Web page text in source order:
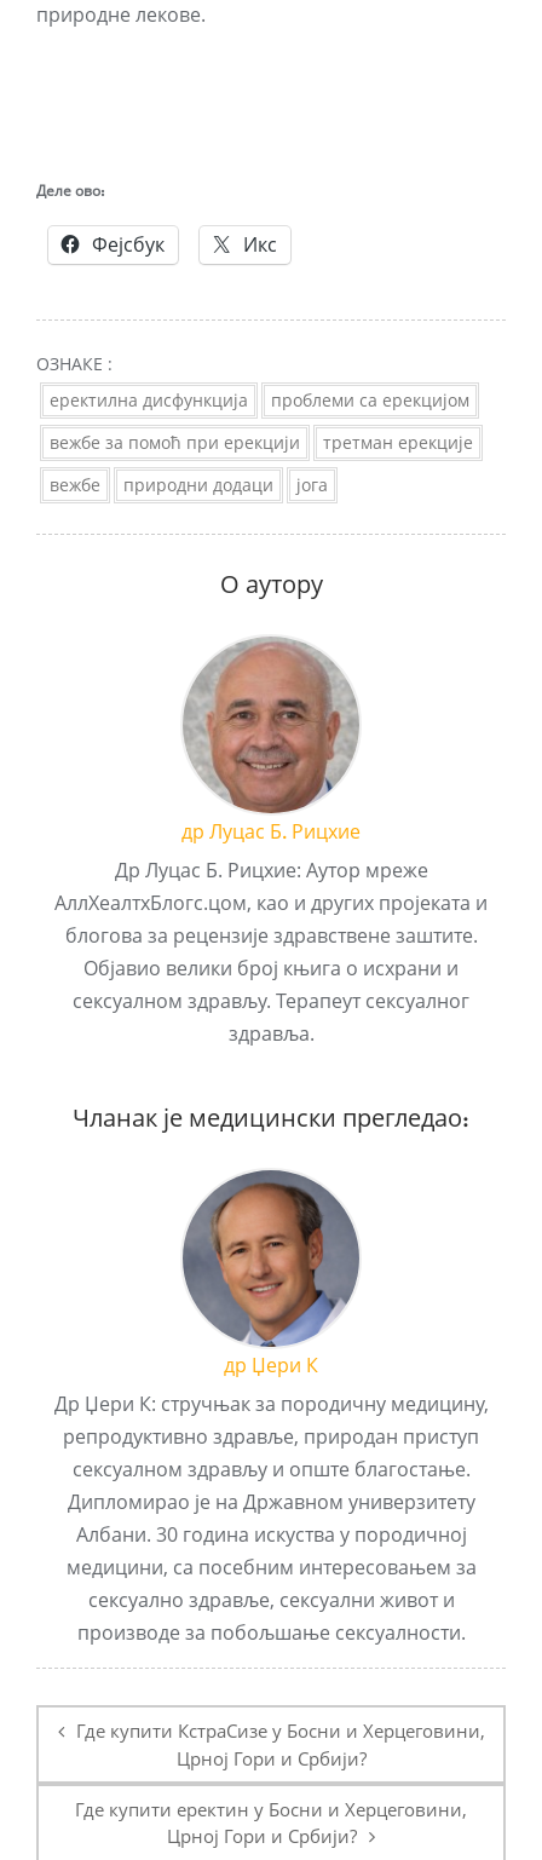
природне лекове.
Деле ово:
Фејсбук Икс
ОЗНАКЕ :
еректилна дисфункција
проблеми са ерекцијом
вежбе за помоћ при ерекцији
третман ерекције
вежбе
природни додаци јога
О аутору
др Луцас Б. Рицхие
Др Луцас Б. Рицхие: Аутор мреже
АллХеалтхБлогс.цом, као и других пројеката и
блогова за рецензије здравствене заштите.
Објавио велики број књига о исхрани и
сексуалном здрављу. Терапеут сексуалног
здравља.
Чланак је медицински прегледао:
др Џери К
Др Џери К: стручњак за породичну медицину,
репродуктивно здравље, природан приступ
сексуалном здрављу и опште благостање.
Дипломирао је на Државном универзитету
Албани. 30 година искуства у породичној
медицини, са посебним интересовањем за
сексуално здравље, сексуални живот и
производе за побољшање сексуалности.
навигатион
Где купити КстраСизе у Босни и Херцеговини,
Црној Гори и Србији?
Где купити еректин у Босни и Херцеговини,
Црној Гори и Србији?